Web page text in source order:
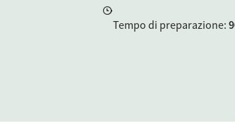
Tempo di preparazione: